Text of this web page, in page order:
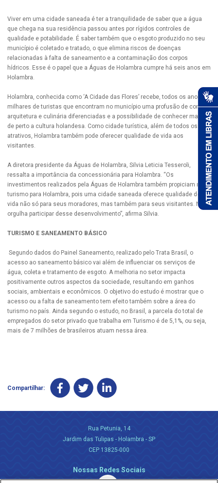
Viver em uma cidade saneada é ter a tranquilidade de saber que a água
que chega na sua residência passou antes por rígidos controles de
qualidade e potabilidade. É saber também que o esgoto produzido no seu
município é coletado e tratado, o que elimina riscos de doenças
relacionadas à falta de saneamento e a contaminação dos corpos
hídricos. Esse é o papel que a Águas de Holambra cumpre há seis anos em
Holambra.
Holambra, conhecida como ‘A Cidade das Flores’ recebe, todos os anos,
milhares de turistas que encontram no município uma profusão de cores,
arquitetura e culinária diferenciadas e a possibilidade de conhecer mais
de perto a cultura holandesa. Como cidade turística, além de todos os
atrativos, Holambra também pode oferecer qualidade de vida aos
visitantes.
A diretora presidente da Águas de Holambra, Silvia Leticia Tesseroli,
ressalta a importância da concessionária para Holambra. “Os
investimentos realizados pela Águas de Holambra também propiciam mais
turismo para Holambra, pois uma cidade saneada oferece qualidade de
vida não só para seus moradores, mas também para seus visitantes. Nos
orgulha participar desse desenvolvimento”, afirma Silvia.
TURISMO E SANEAMENTO BÁSICO
Segundo dados do Painel Saneamento, realizado pelo Trata Brasil, o
acesso ao saneamento básico vai além de influenciar os serviços de
água, coleta e tratamento de esgoto. A melhoria no setor impacta
positivamente outros aspectos da sociedade, resultando em ganhos
sociais, ambientais e econômicos. O objetivo do estudo é mostrar que o
acesso ou a falta de saneamento tem efeito também sobre a área do
turismo no país. Ainda segundo o estudo, no Brasil, a parcela do total de
empregados do setor privado que trabalha em Turismo é de 5,1%, ou seja,
mais de 7 milhões de brasileiros atuam nessa área.
Compartilhar:
Rua Petunia, 14
Jardim das Tulipas - Holambra - SP
CEP 13825-000
Nossas Redes Sociais